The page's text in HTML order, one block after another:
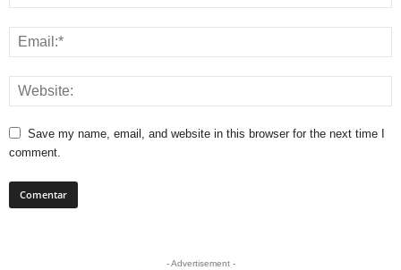
Save my name, email, and website in this browser for the next time I
comment.
- Advertisement -